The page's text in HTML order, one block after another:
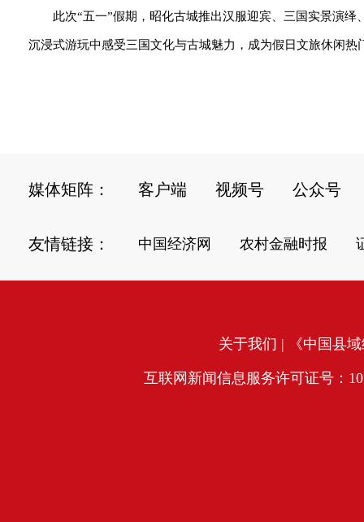
此次“五一”假期，昭化古城推出汉服迎宾、三国实景演
沉浸式游玩中感受三国文化与古城魅力，成为假日文旅休闲
媒体矩阵： 客户端 视频号 公众号
友情链接： 中国经济网 农村金融时报
关于我们 | 《中国县
互联网新闻信息服务许可证号：